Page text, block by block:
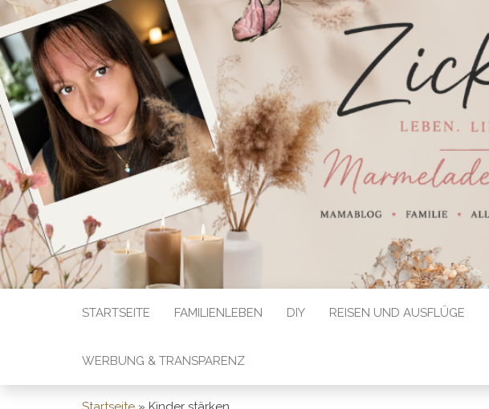
STARTSEITE FAMILIENLEBEN DIY REISEN UND AUSFLÜGE
WERBUNG & TRANSPARENZ